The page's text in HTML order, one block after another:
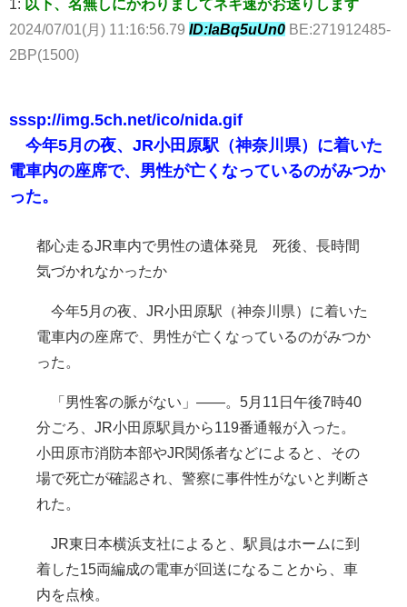
1: 以下、名無しにかわりましてネギ速がお送りします
2024/07/01(月) 11:16:56.79 ID:laBq5uUn0 BE:271912485-
2BP(1500)
sssp://img.5ch.net/ico/nida.gif
今年5月の夜、JR小田原駅（神奈川県）に着いた
電車内の座席で、男性が亡くなっているのがみつか
った。
都心走るJR車内で男性の遺体発見 死後、長時間
気づかれなかったか
今年5月の夜、JR小田原駅（神奈川県）に着いた
電車内の座席で、男性が亡くなっているのがみつか
った。
「男性客の脈がない」――。5月11日午後7時40
分ごろ、JR小田原駅員から119番通報が入った。
小田原市消防本部やJR関係者などによると、その
場で死亡が確認され、警察に事件性がないと判断さ
れた。
JR東日本横浜支社によると、駅員はホームに到
着した15両編成の電車が回送になることから、車
内を点検。